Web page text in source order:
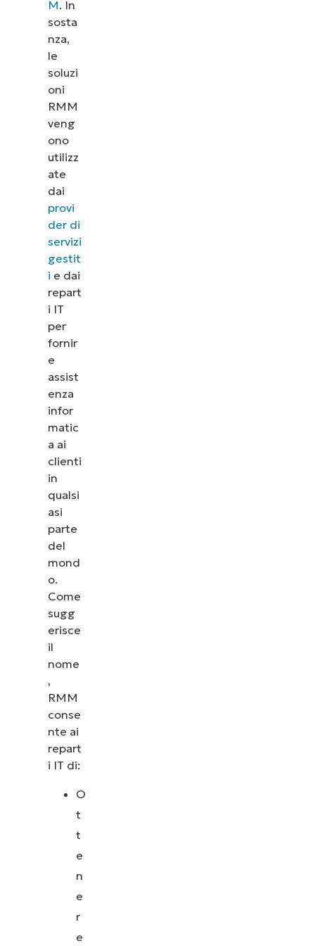
M. In
sosta
nza,
le
soluzi
oni
RMM
veng
ono
utilizz
ate
dai
provi
der di
servizi
gestit
i e dai
repart
i IT
per
fornir
e
assist
enza
infor
matic
a ai
clienti
in
qualsi
asi
parte
del
mond
o.
Come
sugg
erisce
il
nome
,
RMM
conse
nte ai
repart
i IT di:
O
t
t
e
n
e
r
e